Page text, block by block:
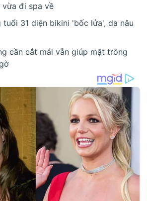
vừa đi spa về
tuổi 31 diện bikini 'bốc lửa', da nâu
cần cắt mái vẫn giúp mặt trông